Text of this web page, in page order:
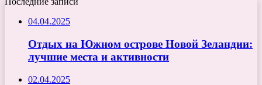
04.04.2025
Отдых на Южном острове Новой Зеландии:
лучшие места и активности
02.04.2025